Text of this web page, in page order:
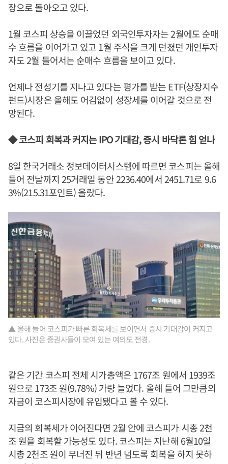
장으로 돌아오고 있다.
1월 코스피 상승을 이끌었던 외국인투자자는 2월에도 순매
수 흐름을 이어가고 있고 1월 주식을 크게 던졌던 개인투자
자도 2월 들어서는 순매수 흐름을 보이고 있다.
언제나 전성기를 지나고 있다는 평가를 받는 ETF(상장지수
펀드)시장은 올해도 어김없이 성장세를 이어갈 것으로 전
망된다.
◆ 코스피 회복과 커지는 IPO 기대감, 증시 바닥론 힘 얻나
8일 한국거래소 정보데이터시스템에 따르면 코스피는 올해
들어 전날까지 25거래일 동안 2236.40에서 2451.71로 9.6
3%(215.31포인트) 올랐다.
▲ 올해 들어 코스피가 빠른 회복세를 보이면서 증시 기대감이 커지고
있다. 사진은 증권사들이 모여 있는 여의도 전경.
같은 기간 코스피 전체 시가총액은 1767조 원에서 1939조
원으로 173조 원(9.78%) 가량 늘었다. 올해 들어 그만큼의
자금이 코스피시장에 유입됐다고 볼 수 있다.
지금의 회복세가 이어진다면 2월 안에 코스피가 시총 2천
조 원을 회복할 가능성도 있다. 코스피는 지난해 6월10일
시총 2천조 원이 무너진 뒤 반년 넘도록 회복을 하지 못하